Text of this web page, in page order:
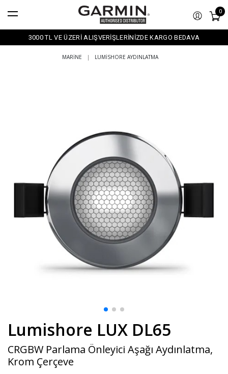
0
3000 TL VE ÜZERİ ALIŞVERİŞLERİNİZDE KARGO BEDAVA
MARINE | LUMISHORE AYDINLATMA
Lumishore LUX DL65
CRGBW Parlama Önleyici Aşağı Aydınlatma,
Krom Çerçeve